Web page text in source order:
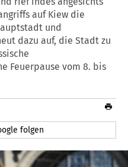
auf Kiew die
und
dazu auf, die Stadt zu
Feuerpause vom 8. bis
folgen